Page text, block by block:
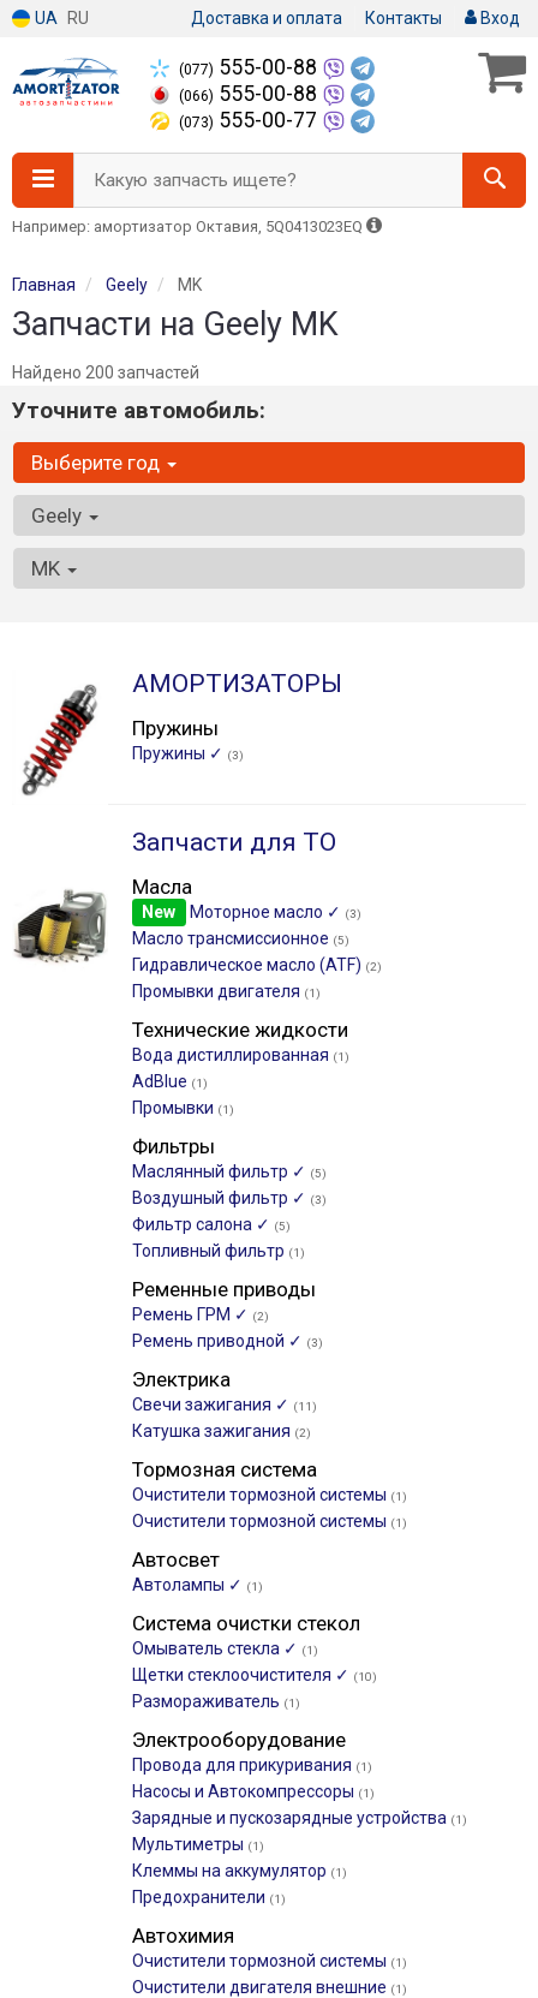
UA RU Доставка и оплата Контакты Вход
(077) 555-00-88
(066) 555-00-88
(073) 555-00-77
Какую запчасть ищете?
Например: амортизатор Октавия, 5Q0413023EQ
Главная Geely MK
Запчасти на Geely MK
Найдено 200 запчастей
Уточните автомобиль:
Выберите год
Geely
MK
АМОРТИЗАТОРЫ
Пружины
Пружины ✓ (3)
Запчасти для ТО
Масла
New Моторное масло ✓ (3)
Масло трансмиссионное (5)
Гидравлическое масло (ATF) (2)
Промывки двигателя (1)
Технические жидкости
Вода дистиллированная (1)
AdBlue (1)
Промывки (1)
Фильтры
Маслянный фильтр ✓ (5)
Воздушный фильтр ✓ (3)
Фильтр салона ✓ (5)
Топливный фильтр (1)
Ременные приводы
Ремень ГРМ ✓ (2)
Ремень приводной ✓ (3)
Электрика
Свечи зажигания ✓ (11)
Катушка зажигания (2)
Тормозная система
Очистители тормозной системы (1)
Очистители тормозной системы (1)
Автосвет
Автолампы ✓ (1)
Система очистки стекол
Омыватель стекла ✓ (1)
Щетки стеклоочистителя ✓ (10)
Размораживатель (1)
Электрооборудование
Провода для прикуривания (1)
Насосы и Автокомпрессоры (1)
Зарядные и пускозарядные устройства (1)
Мультиметры (1)
Клеммы на аккумулятор (1)
Предохранители (1)
Автохимия
Очистители тормозной системы (1)
Очистители двигателя внешние (1)